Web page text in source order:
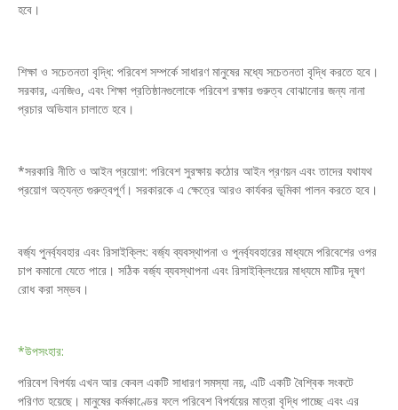
হবে।
শিক্ষা ও সচেতনতা বৃদ্ধি: পরিবেশ সম্পর্কে সাধারণ মানুষের মধ্যে সচেতনতা বৃদ্ধি করতে হবে।
সরকার, এনজিও, এবং শিক্ষা প্রতিষ্ঠানগুলোকে পরিবেশ রক্ষার গুরুত্ব বোঝানোর জন্য নানা
প্রচার অভিযান চালাতে হবে।
*সরকারি নীতি ও আইন প্রয়োগ: পরিবেশ সুরক্ষায় কঠোর আইন প্রণয়ন এবং তাদের যথাযথ
প্রয়োগ অত্যন্ত গুরুত্বপূর্ণ। সরকারকে এ ক্ষেত্রে আরও কার্যকর ভূমিকা পালন করতে হবে।
বর্জ্য পুনর্ব্যবহার এবং রিসাইক্লিং: বর্জ্য ব্যবস্থাপনা ও পুনর্ব্যবহারের মাধ্যমে পরিবেশের ওপর
চাপ কমানো যেতে পারে। সঠিক বর্জ্য ব্যবস্থাপনা এবং রিসাইক্লিংয়ের মাধ্যমে মাটির দূষণ
রোধ করা সম্ভব।
*উপসংহার:
পরিবেশ বিপর্যয় এখন আর কেবল একটি সাধারণ সমস্যা নয়, এটি একটি বৈশ্বিক সংকটে
পরিণত হয়েছে। মানুষের কর্মকাণ্ডের ফলে পরিবেশ বিপর্যয়ের মাত্রা বৃদ্ধি পাচ্ছে এবং এর